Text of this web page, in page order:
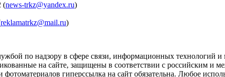
(news-trkz@yandex.ru)
reklamatrkz@mail.ru)
по надзору в сфере связи, информационных
на сайте, защищены в соответствии с российским и
фотоматериалов гиперссылка на сайт обязательна. Любое